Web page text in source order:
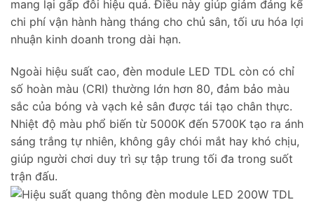
mang lại gấp đôi hiệu quả. Điều này giúp giảm đáng kể
chi phí vận hành hàng tháng cho chủ sân, tối ưu hóa lợi
nhuận kinh doanh trong dài hạn.
Ngoài hiệu suất cao, đèn module LED TDL còn có chỉ
số hoàn màu (CRI) thường lớn hơn 80, đảm bảo màu
sắc của bóng và vạch kẻ sân được tái tạo chân thực.
Nhiệt độ màu phổ biến từ 5000K đến 5700K tạo ra ánh
sáng trắng tự nhiên, không gây chói mắt hay khó chịu,
giúp người chơi duy trì sự tập trung tối đa trong suốt
trận đấu.